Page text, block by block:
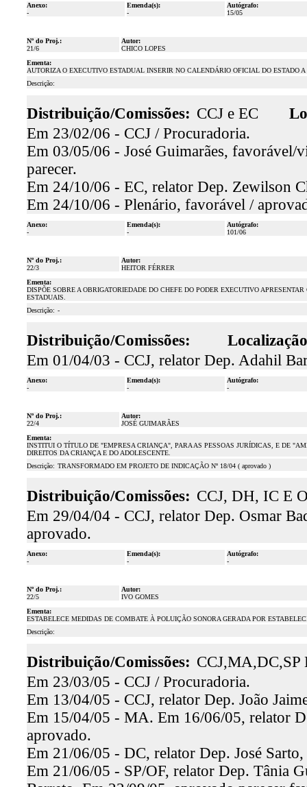
Anexo:
-
Emenda(s):
-
Autógrafo:
15/05
Nº do Proj.:
21/6
Autor:
CHICO LOPES
Ementa:
AUTORIZA O EXECUTIVO ESTADUAL INSERIR NO CALENDÁRIO OFICIAL DO ESTADO
Descrição:
Distribuição/Comissões: CCJ e EC
Em 23/02/06 - CCJ / Procuradoria.
Em 03/05/06 - José Guimarães,
parecer.
Em 24/10/06 - EC, relator Dep. Zewilson
Em 24/10/06 - Plenário, favorável /
Anexo:
-
Emenda(s):
-
Autógrafo:
101/06
Nº do Proj.:
22/3
Autor:
HEITOR FÉRRER
Ementa:
DISPÕE SOBRE A OBRIGATORIEDADE DO CHEFE DO PODER EXECUTIVO
ESTADUAIS.
Descrição: -
Distribuição/Comissões:
Em 01/04/03 - CCJ, relator Dep. Adahil
Anexo:
-
Emenda(s):
-
Autógrafo:
-
Nº do Proj.:
22/4
Autor:
JOSÉ GUIMARÃES
Ementa:
INSTITUI O TÍTULO DE "EMPRESA CRIANÇA", PARA AS PESSOAS JURÍDICAS, E DE
DIREITOS DA CRIANÇA E DO ADOLESCENTE.
Descrição: TRANSFORMADO EM PROJETO DE INDICAÇÃO Nº 18/04 ( aprovado )
Distribuição/Comissões: CCJ, DH, IC E
Em 29/04/04 - CCJ, relator Dep. Osmar
aprovado.
Anexo:
-
Emenda(s):
-
Autógrafo:
-
Nº do Proj.:
22/5
Autor:
IVO GOMES
Ementa:
ESTABELECE MEDIDAS DE COMBATE À POLUIÇÃO SONORA GERADA POR
Descrição:
Distribuição/Comissões: CCJ,MA,DC,SP
Em 23/03/05 - CCJ / Procuradoria.
Em 13/04/05 - CCJ, relator Dep. João
Em 15/04/05 - MA. Em 16/06/05, relator
aprovado.
Em 21/06/05 - DC, relator Dep. José
Em 21/06/05 - SP/OF, relator Dep. Tânia